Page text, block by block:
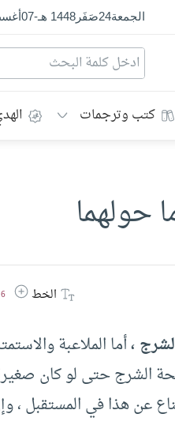
الجمعة24صَفَر1448 هـ -
07
كتب وترجمات
حولهما
الخطزيادة
،أما الملاعبة
الشرج حتى لو كان
عن هذا في المستقبل